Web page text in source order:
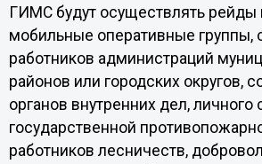
ГИМС будут осуществлять рейды
мобильные оперативные группы,
работников администраций
районов или городских округов,
органов внутренних дел, личного
государственной
работников лесничеств,